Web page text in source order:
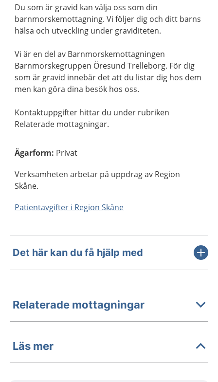
Du som är gravid kan välja oss som din
barnmorskemottagning. Vi följer dig och ditt barns
hälsa och utveckling under graviditeten.
Vi är en del av Barnmorskemottagningen
Barnmorskegruppen Öresund Trelleborg. För dig
som är gravid innebär det att du listar dig hos dem
men kan göra dina besök hos oss.
Kontaktuppgifter hittar du under rubriken
Relaterade mottagningar.
Ägarform: Privat
Verksamheten arbetar på uppdrag av Region
Skåne.
Patientavgifter i Region Skåne
Det här kan du få hjälp med
Relaterade mottagningar
Läs mer